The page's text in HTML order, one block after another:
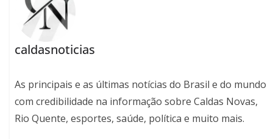
caldasnoticias
As principais e as últimas notícias do Brasil e do mundo
com credibilidade na informação sobre Caldas Novas,
Rio Quente, esportes, saúde, política e muito mais.